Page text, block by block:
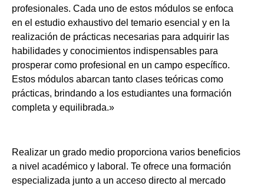
profesionales. Cada uno de estos módulos se enfoca
en el estudio exhaustivo del temario esencial y en la
realización de prácticas necesarias para adquirir las
habilidades y conocimientos indispensables para
prosperar como profesional en un campo específico.
Estos módulos abarcan tanto clases teóricas como
prácticas, brindando a los estudiantes una formación
completa y equilibrada.»
Realizar un grado medio proporciona varios beneficios
a nivel académico y laboral. Te ofrece una formación
especializada junto a un acceso directo al mercado